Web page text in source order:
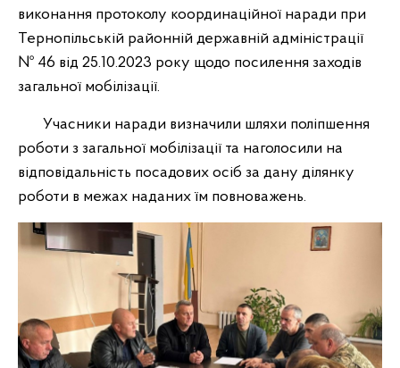
виконання протоколу координаційної наради при
Тернопільській районній державній адміністрації
№ 46 від 25.10.2023 року щодо посилення заходів
загальної мобілізації.
Учасники наради визначили шляхи поліпшення
роботи з загальної мобілізації та наголосили на
відповідальність посадових осіб за дану ділянку
роботи в межах наданих їм повноважень.